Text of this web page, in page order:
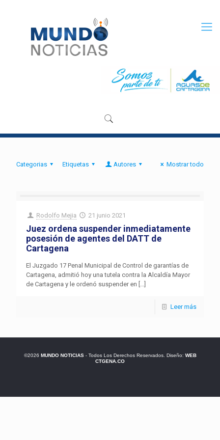
Categorias Etiquetas Autores Mostrar todo
Rodolfo Mejia 21 junio 2021
Juez ordena suspender inmediatamente
posesión de agentes del DATT de
Cartagena
El Juzgado 17 Penal Municipal de Control de garantías de
Cartagena, admitió hoy una tutela contra la Alcaldía Mayor
de Cartagena y le ordenó suspender en […]
Leer más
©2026 MUNDO NOTICIAS- Todos Los Derechos Reservados. Diseño: WEB
CTGENA.CO